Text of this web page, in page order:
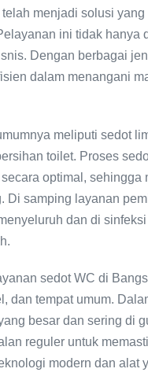
menjadi solusi
ini tidak hanya
Dengan berbagai
dalam menangani
meliputi sedot
toilet. Proses
optimal, sehingga
Di samping layanan
dan di
sedot WC di
dan tempat umum.
besar dan sering di
reguler untuk
modern dan alat